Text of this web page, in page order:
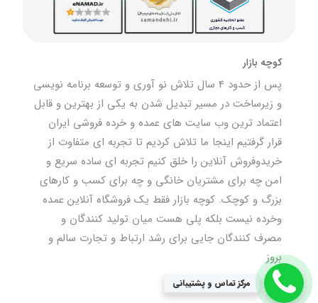
مرکز تماس و پشتیبانی
کوچه بازار
پس از حدود 4 سال تلاش نو آوری و توسعه برنامه نویسی
و زیرساخت در مسیر تبدیل شدن به یکی از بهترین و قابل
اعتماد ترین وب سایت های عمده و خرده فروشی ایران
قرار گرفتیم اینجا ما تلاش کردیم تا تجربه ای متفاوت از
خریدوفروش آنلاین را خلق کنیم تجربه ای ساده سریع و
امن چه برای مشتریان خانگی و چه برای کسب و کارهای
بزرگ و کوچک. کوچه بازار فقط یک فروشگاه آنلاین عمده
وخرده نیست بلکه پلی هست میان تولید کنندگان و
مصرف کنندگان جایی برای رشد ارتباط و تجارت سالم و
بروز